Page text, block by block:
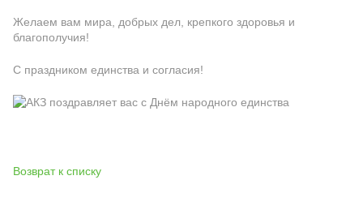
Желаем вам мира, добрых дел, крепкого здоровья и
благополучия!
С праздником единства и согласия!
Возврат к списку